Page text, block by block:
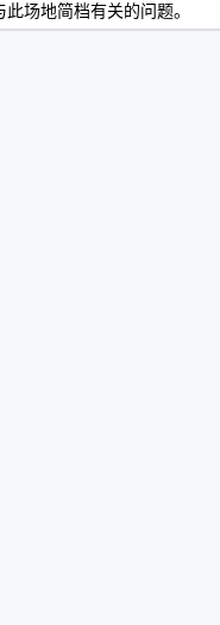
此场地简档有关的问题。